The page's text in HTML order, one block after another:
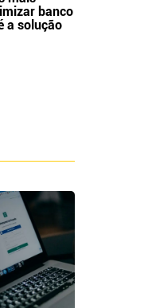
banco
a solução